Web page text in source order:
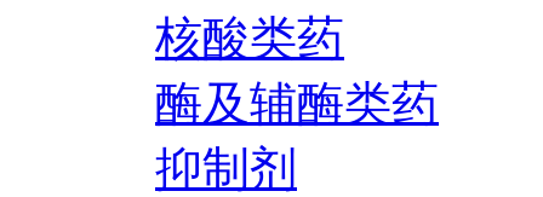
核酸类药
酶及辅酶类药
抑制剂